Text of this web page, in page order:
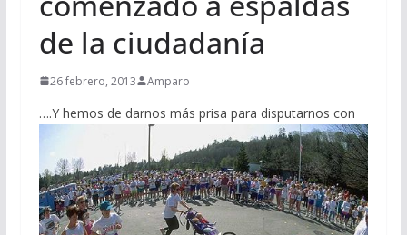
de la ciudadanía
26 febrero, 2013 Amparo
….Y hemos de darnos más prisa para disputarnos con